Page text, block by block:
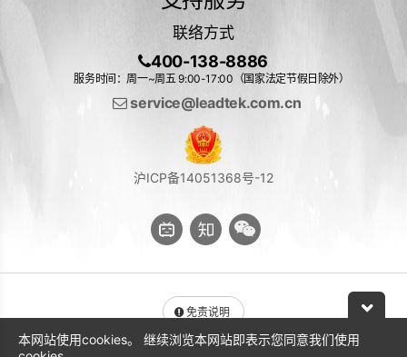
联络方式
400-138-8886
服务时间：周一~周五 9:00-17:00（国家法定节假日除外）
service@leadtek.com.cn
沪ICP备14051368号-12
免责说明
与 NVIDIA 产品相关的图片或视频（完整或部分）的版权均归 NVIDIA
本网站使用cookies。 继续浏览本网站即表示您同意我们使用